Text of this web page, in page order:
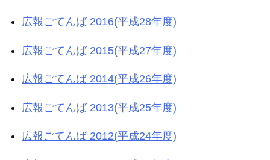
広報ごてんば 2016(平成28年度)
広報ごてんば 2015(平成27年度)
広報ごてんば 2014(平成26年度)
広報ごてんば 2013(平成25年度)
広報ごてんば 2012(平成24年度)